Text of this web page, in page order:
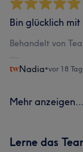
Bin glücklich
Behandelt von
Nadia•vor 18
Mehr anzeigen...
Lerne das